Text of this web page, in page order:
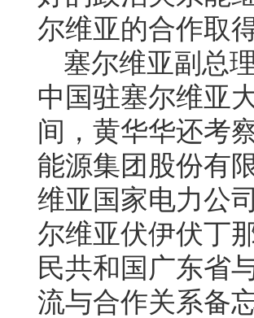
尔维亚的合作取
塞尔维亚副总
中国驻塞尔维亚
间，黄华华还考
能源集团股份有
维亚国家电力公
尔维亚伏伊伏丁
民共和国广东省
流与合作关系备